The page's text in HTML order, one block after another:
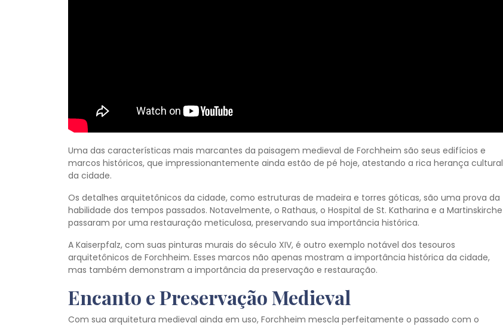
Uma das características mais marcantes da paisagem medieval de Forchheim são seus edifícios e
marcos históricos, que impressionantemente ainda estão de pé hoje, atestando a rica herança cultural
da cidade.
Os detalhes arquitetônicos da cidade, como estruturas de madeira e torres góticas, são uma prova da
habilidade dos tempos passados. Notavelmente, o Rathaus, o Hospital de St. Katharina e a Martinskirche
passaram por uma restauração meticulosa, preservando sua importância histórica.
A Kaiserpfalz, com suas pinturas murais do século XIV, é outro exemplo notável dos tesouros
arquitetônicos de Forchheim. Esses marcos não apenas mostram a importância histórica da cidade,
mas também demonstram a importância da preservação e restauração.
Encanto e Preservação Medieval
Com sua arquitetura medieval ainda em uso, Forchheim mescla perfeitamente o passado com o